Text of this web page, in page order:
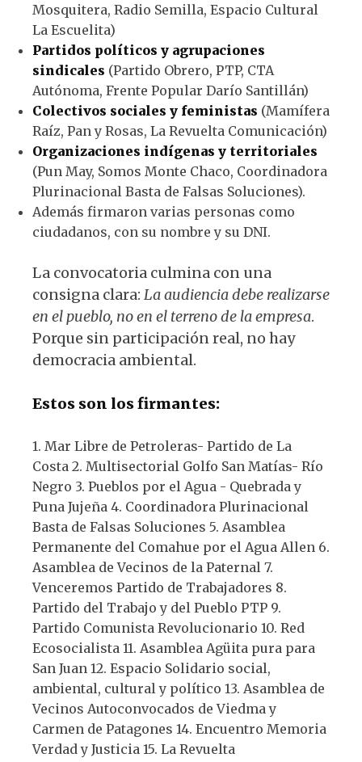
Mosquitera, Radio Semilla, Espacio Cultural
La Escuelita)
Partidos políticos y agrupaciones
sindicales (Partido Obrero, PTP, CTA
Autónoma, Frente Popular Darío Santillán)
Colectivos sociales y feministas (Mamífera
Raíz, Pan y Rosas, La Revuelta Comunicación)
Organizaciones indígenas y territoriales
(Pun May, Somos Monte Chaco, Coordinadora
Plurinacional Basta de Falsas Soluciones).
Además firmaron varias personas como
ciudadanos, con su nombre y su DNI.
La convocatoria culmina con una
consigna clara: La audiencia debe realizarse
en el pueblo, no en el terreno de la empresa.
Porque sin participación real, no hay
democracia ambiental.
Estos son los firmantes:
1. Mar Libre de Petroleras- Partido de La
Costa 2. Multisectorial Golfo San Matías- Río
Negro 3. Pueblos por el Agua - Quebrada y
Puna Jujeña 4. Coordinadora Plurinacional
Basta de Falsas Soluciones 5. Asamblea
Permanente del Comahue por el Agua Allen 6.
Asamblea de Vecinos de la Paternal 7.
Venceremos Partido de Trabajadores 8.
Partido del Trabajo y del Pueblo PTP 9.
Partido Comunista Revolucionario 10. Red
Ecosocialista 11. Asamblea Agüita pura para
San Juan 12. Espacio Solidario social,
ambiental, cultural y político 13. Asamblea de
Vecinos Autoconvocados de Viedma y
Carmen de Patagones 14. Encuentro Memoria
Verdad y Justicia 15. La Revuelta